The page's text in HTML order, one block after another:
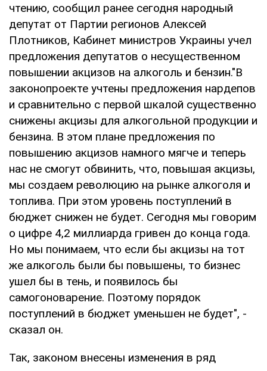
чтению, сообщил ранее сегодня народный
депутат от Партии регионов Алексей
Плотников, Кабинет министров Украины учел
предложения депутатов о несущественном
повышении акцизов на алкоголь и бензин."В
законопроекте учтены предложения нардепов
и сравнительно с первой шкалой существенно
снижены акцизы для алкогольной продукции и
бензина. В этом плане предложения по
повышению акцизов намного мягче и теперь
нас не смогут обвинить, что, повышая акцизы,
мы создаем революцию на рынке алкоголя и
топлива. При этом уровень поступлений в
бюджет снижен не будет. Сегодня мы говорим
о цифре 4,2 миллиарда гривен до конца года.
Но мы понимаем, что если бы акцизы на тот
же алкоголь были бы повышены, то бизнес
ушел бы в тень, и появилось бы
самогоноварение. Поэтому порядок
поступлений в бюджет уменьшен не будет", -
сказал он.
Так, законом внесены изменения в ряд